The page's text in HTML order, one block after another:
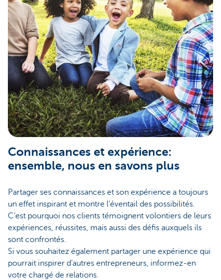
Connaissances et expérience:
ensemble, nous en savons plus
Partager ses connaissances et son expérience a toujours
un effet inspirant et montre l’éventail des possibilités.
C’est pourquoi nos clients témoignent volontiers de leurs
expériences, réussites, mais aussi des défis auxquels ils
sont confrontés.
Si vous souhaitez également partager une expérience qui
pourrait inspirer d’autres entrepreneurs, informez-en
votre chargé de relations.